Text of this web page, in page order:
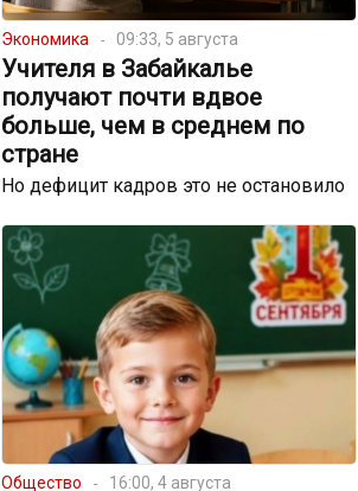
Экономика 09:33, 5 августа
Учителя в Забайкалье
получают почти вдвое
больше, чем в среднем по
стране
Но дефицит кадров это не остановило
Общество 16:00, 4 августа